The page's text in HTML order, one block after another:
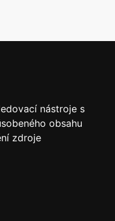
nástroje s
obsahu
zdroje
a